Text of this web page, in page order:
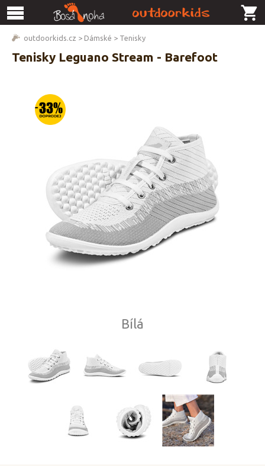
outdoorkids.cz > Dámské > Tenisky
Tenisky Leguano Stream - Barefoot
Bílá